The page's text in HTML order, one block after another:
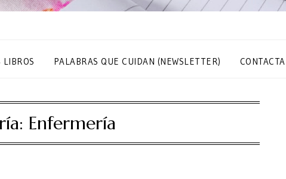
LIBROS PALABRAS QUE CUIDAN (NEWSLETTER) CONTACTA
Enfermería